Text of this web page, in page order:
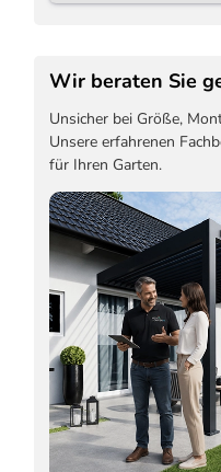
Wir beraten Sie
Unsicher bei Größe,
Unsere erfahrenen
für Ihren Garten.